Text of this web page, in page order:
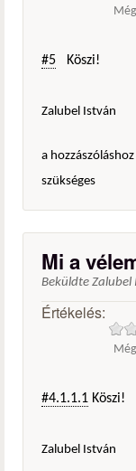
#5 Köszi!
Zalubel István
a hozzászóláshoz
szükséges
Mi a
Beküldte Zalubel
Értékelés:
#4.1.1.1 Köszi!
Zalubel István